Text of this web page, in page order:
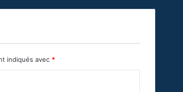
indiqués avec *